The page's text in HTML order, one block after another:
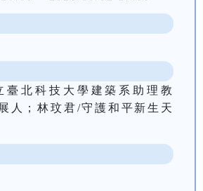
臺北科技大學建築系助理教
人；林玟君/守護和平新生天